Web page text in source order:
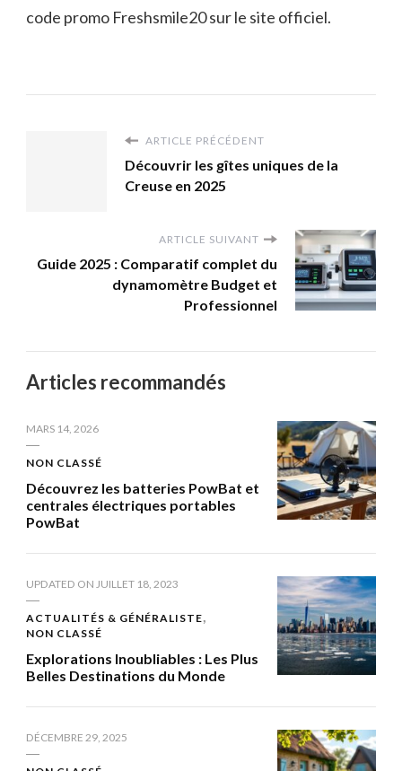
code promo Freshsmile20 sur le site officiel.
ARTICLE PRÉCÉDENT
Découvrir les gîtes uniques de la
Creuse en 2025
ARTICLE SUIVANT
Guide 2025 : Comparatif complet du
dynamomètre Budget et
Professionnel
Articles recommandés
MARS 14, 2026
NON CLASSÉ
Découvrez les batteries PowBat et
centrales électriques portables
PowBat
UPDATED ON JUILLET 18, 2023
ACTUALITÉS & GÉNÉRALISTE
NON CLASSÉ
Explorations Inoubliables : Les Plus
Belles Destinations du Monde
DÉCEMBRE 29, 2025